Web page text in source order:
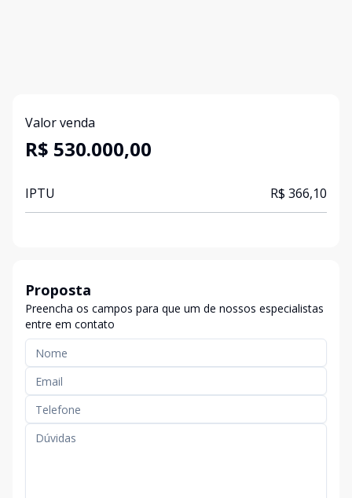
Valor venda
R$ 530.000,00
IPTU R$ 366,10
Proposta
Preencha os campos para que um de nossos especialistas
entre em contato